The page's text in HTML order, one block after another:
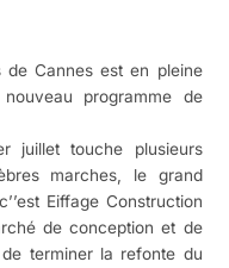
de Cannes est en pleine
programme de
juillet touche plusieurs
marches, le grand
Eiffage Construction
de conception et de
terminer la refonte du